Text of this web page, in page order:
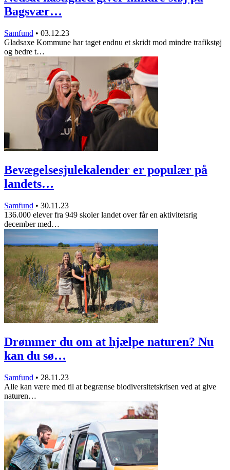
Bagsvær…
Samfund • 03.12.23
Gladsaxe Kommune har taget endnu et skridt mod mindre trafikstøj
og bedre t…
Bevægelsesjulekalender er populær på
landets…
Samfund • 30.11.23
136.000 elever fra 949 skoler landet over får en aktivitetsrig
december med…
Drømmer du om at hjælpe naturen? Nu
kan du sø…
Samfund • 28.11.23
Alle kan være med til at begrænse biodiversitetskrisen ved at give
naturen…